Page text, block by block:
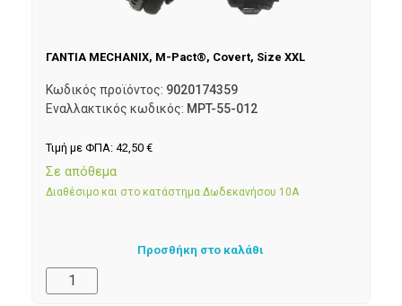
ΓΑΝΤΙΑ MECHANIX, M-Pact®, Covert, Size XXL
Κωδικός προϊόντος: 9020174359
Εναλλακτικός κωδικός: MPT-55-012
Τιμή με ΦΠΑ: 42,50 €
Σε απόθεμα
Διαθέσιμο και στο κατάστημα Δωδεκανήσου 10Α
Προσθήκη στο καλάθι